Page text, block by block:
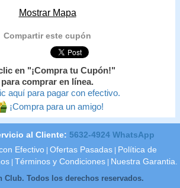
Mostrar Mapa
Compartir este cupón
en "¡Compra tu Cupón!"
para comprar en línea.
aquí para pagar con efectivo.
¡Compra para un amigo!
al Cliente: 5632-4924 WhatsApp
Efectivo Ofertas Pasadas
Política de
Términos y Condiciones
Nuestra Garantia.
Club. Todos los derechos reservados.